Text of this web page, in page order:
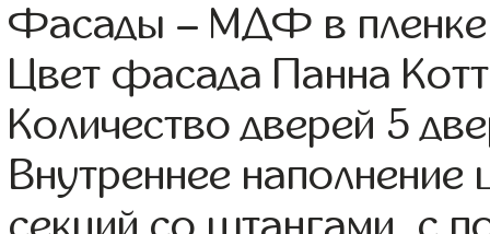
Фасады – МДФ в
Цвет фасада Панна
Количество дверей 5
Внутреннее